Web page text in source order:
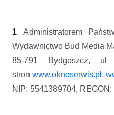
1. Administratorem
Wydawnictwo Bud Media
85-791 Bydgoszcz, ul
stron www.oknoserwis.pl ,
NIP: 5541389704,